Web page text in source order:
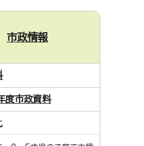
市政情報
度市政資料